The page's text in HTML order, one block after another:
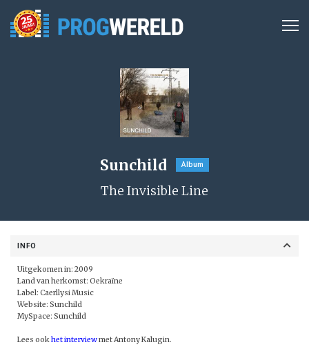
Sunchild Album
The Invisible Line
INFO
Uitgekomen in: 2009
Land van herkomst: Oekraïne
Label: Caerllysi Music
Website: Sunchild
MySpace: Sunchild
Lees ookhet interviewmet Antony Kalugin.